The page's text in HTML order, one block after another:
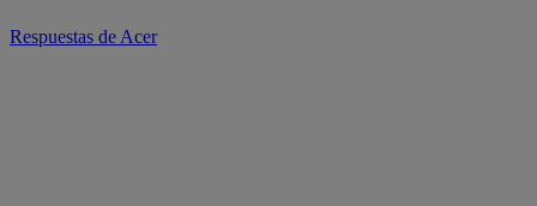
Respuestas de Acer